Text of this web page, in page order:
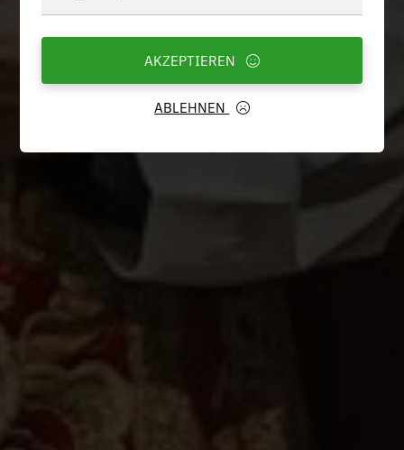
ABLEHNEN
AKZEPTIEREN